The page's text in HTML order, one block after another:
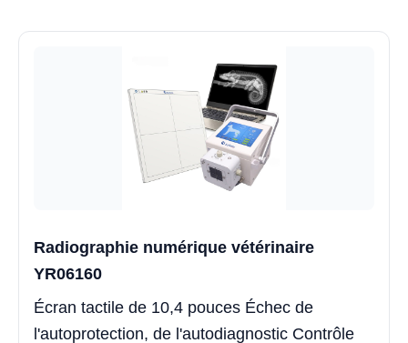
Radiographie numérique vétérinaire
YR06160
Écran tactile de 10,4 pouces Échec de
l'autoprotection, de l'autodiagnostic Contrôle